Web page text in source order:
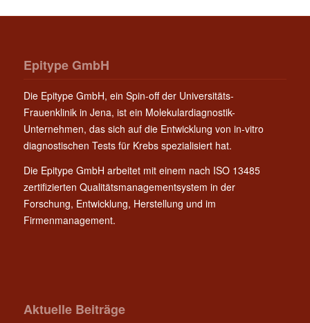
Epitype GmbH
Die Epitype GmbH, ein Spin-off der Universitäts-
Frauenklinik in Jena, ist ein Molekulardiagnostik-
Unternehmen, das sich auf die Entwicklung von in-vitro
diagnostischen Tests für Krebs spezialisiert hat.
Die Epitype GmbH arbeitet mit einem nach ISO 13485
zertifizierten Qualitätsmanagementsystem in der
Forschung, Entwicklung, Herstellung und im
Firmenmanagement.
Aktuelle Beiträge